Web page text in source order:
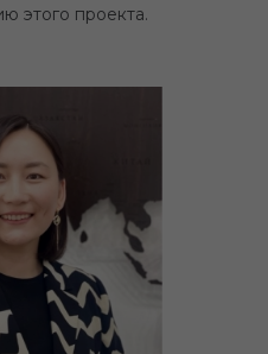
этого проекта.